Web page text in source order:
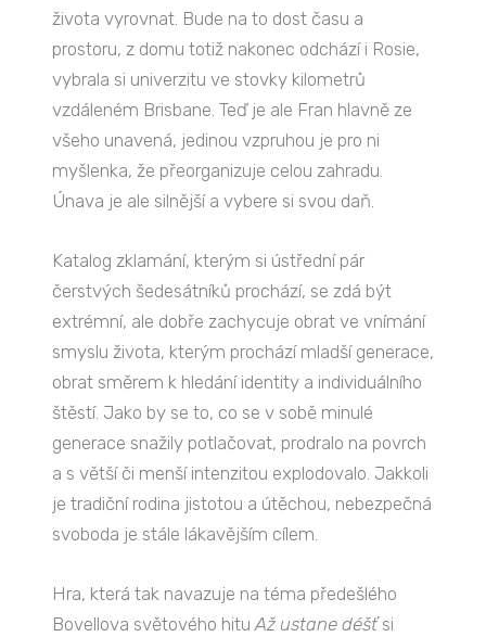
života vyrovnat. Bude na to dost času a
prostoru, z domu totiž nakonec odchází i Rosie,
vybrala si univerzitu ve stovky kilometrů
vzdáleném Brisbane. Teď je ale Fran hlavně ze
všeho unavená, jedinou vzpruhou je pro ni
myšlenka, že přeorganizuje celou zahradu.
Únava je ale silnější a vybere si svou daň.
Katalog zklamání, kterým si ústřední pár
čerstvých šedesátníků prochází, se zdá být
extrémní, ale dobře zachycuje obrat ve vnímání
smyslu života, kterým prochází mladší generace,
obrat směrem k hledání identity a individuálního
štěstí. Jako by se to, co se v sobě minulé
generace snažily potlačovat, prodralo na povrch
a s větší či menší intenzitou explodovalo. Jakkoli
je tradiční rodina jistotou a útěchou, nebezpečná
svoboda je stále lákavějším cílem.
Hra, která tak navazuje na téma předešlého
Bovellova světového hituAž ustane déšťsi